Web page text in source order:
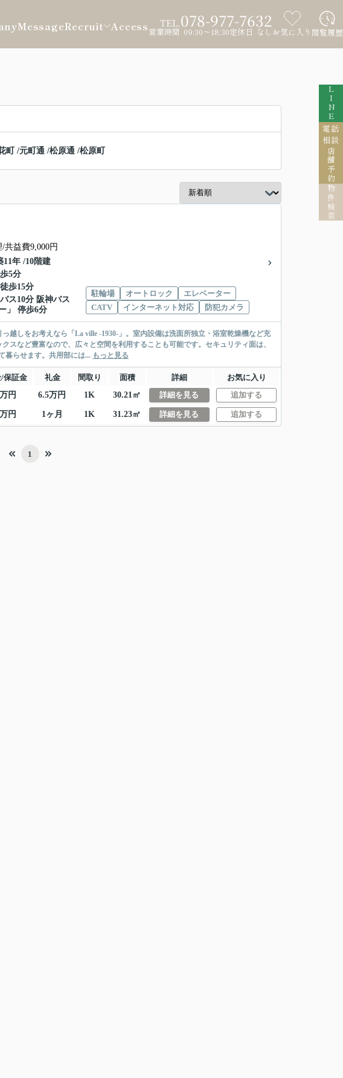
MessageRecruit Access TEL.078-977-7632
営業時間 09:30～18:30定休日 なし お気に入り 閲覧履歴
LINE
電話
相談
店舗予約
物件検索
町 /元町通 /松原通 /松原町
/共益費9,000円
11年 /10階建
5分
歩15分
バス10分 阪神バス
」 停歩6分
駐輪場 オートロック
エレベーター
CATV
インターネット対応 防犯カメラ
越しをお考えなら「La ville -1930-」。室内設備は洗面所独立・浴室乾燥機など充
スなど豊富なので、広々と空間を利用することも可能です。セキュリティ面は、
暮らせます。共用部には... もっと見る
保証金 礼金 間取り 面積 詳細
お気に入り
円 6.5万円 1K 30.21㎡ 詳細を見る 追加する
円 1ヶ月 1K 31.23㎡ 詳細を見る 追加する
1